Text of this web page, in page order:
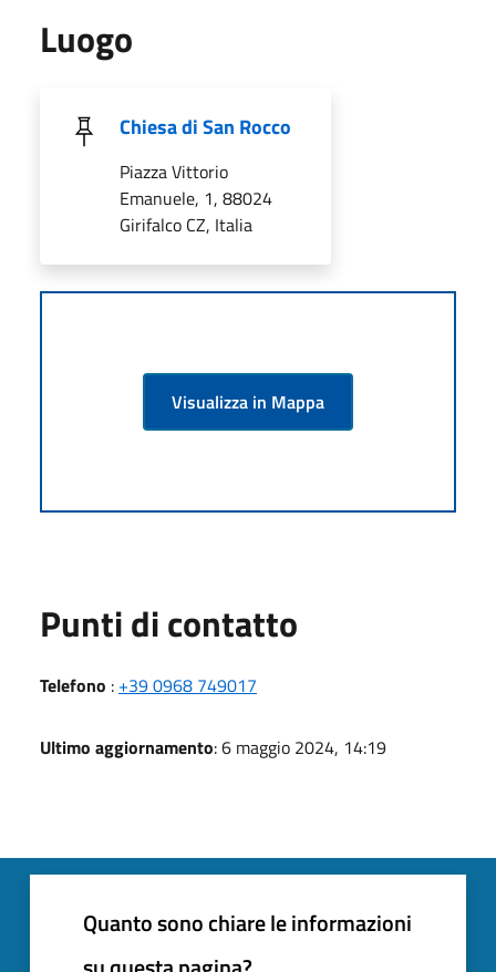
Luogo
Chiesa di San Rocco
Piazza Vittorio
Emanuele, 1, 88024
Girifalco CZ, Italia
Visualizza in Mappa
Punti di contatto
Telefono : +39 0968 749017
Ultimo aggiornamento: 6 maggio 2024, 14:19
Quanto sono chiare le informazioni